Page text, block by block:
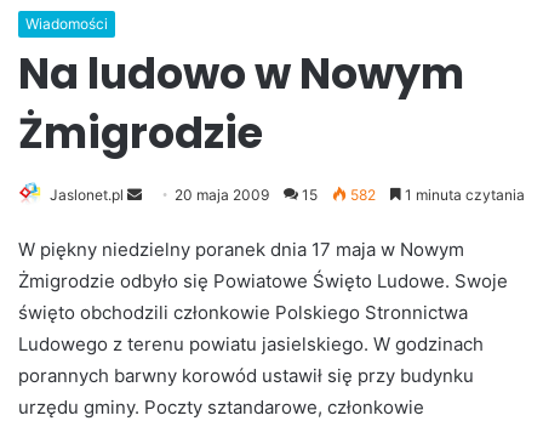
Wiadomości
Na ludowo w Nowym
Żmigrodzie
Jaslonet.pl
n
d
a
n
e
m
20 maja 2009 15 582 1 minuta czytania
W piękny niedzielny poranek dnia 17 maja w Nowym
Żmigrodzie odbyło się Powiatowe Święto Ludowe. Swoje
święto obchodzili członkowie Polskiego Stronnictwa
Ludowego z terenu powiatu jasielskiego. W godzinach
porannych barwny korowód ustawił się przy budynku
urzędu gminy. Poczty sztandarowe, członkowie